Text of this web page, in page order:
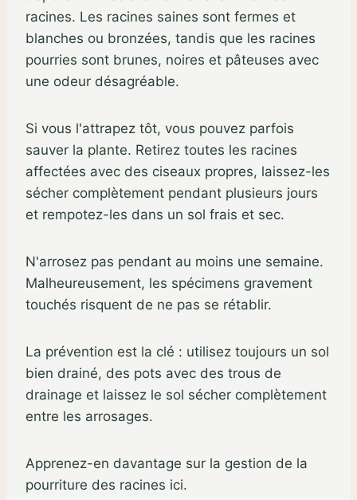
racines. Les racines saines sont fermes et
blanches ou bronzées, tandis que les racines
pourries sont brunes, noires et pâteuses avec
une odeur désagréable.
Si vous l'attrapez tôt, vous pouvez parfois
sauver la plante. Retirez toutes les racines
affectées avec des ciseaux propres, laissez-les
sécher complètement pendant plusieurs jours
et rempotez-les dans un sol frais et sec.
N'arrosez pas pendant au moins une semaine.
Malheureusement, les spécimens gravement
touchés risquent de ne pas se rétablir.
La prévention est la clé : utilisez toujours un sol
bien drainé, des pots avec des trous de
drainage et laissez le sol sécher complètement
entre les arrosages.
Apprenez-en davantage sur la gestion de la
pourriture des racines ici.